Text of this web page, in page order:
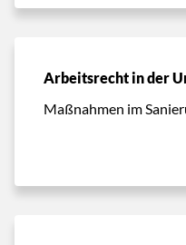
Arbeitsrecht in der
Maßnahmen im